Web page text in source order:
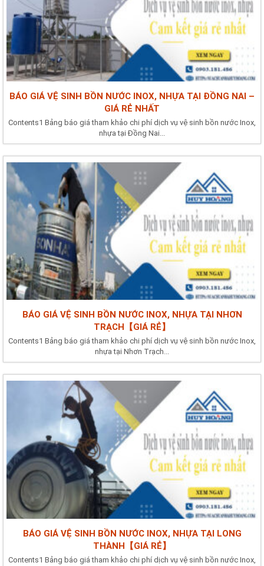
BÁO GIÁ VỆ SINH BỒN NƯỚC INOX, NHỰA TẠI ĐỒNG NAI –
GIÁ RẺ NHẤT
Contents1 Bảng báo giá tham khảo chi phí dịch vụ vệ sinh bồn nước Inox,
nhựa tại Đồng Nai...
BÁO GIÁ VỆ SINH BỒN NƯỚC INOX, NHỰA TẠI NHƠN
TRẠCH【GIÁ RẺ】
Contents1 Bảng báo giá tham khảo chi phí dịch vụ vệ sinh bồn nước Inox,
nhựa tại Nhơn Trạch...
BÁO GIÁ VỆ SINH BỒN NƯỚC INOX, NHỰA TẠI LONG
THÀNH【GIÁ RẺ】
Contents1 Bảng báo giá tham khảo chi phí dịch vụ vệ sinh bồn nước Inox,